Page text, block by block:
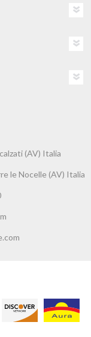
(AV) Italia
le Nocelle (AV) Italia